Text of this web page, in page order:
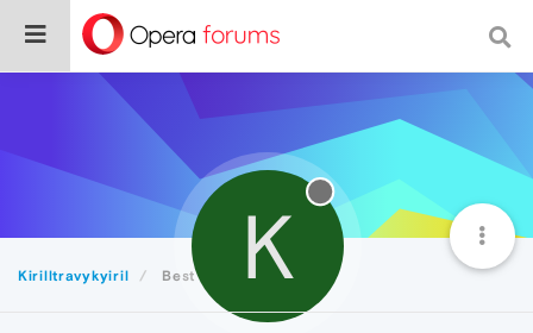
Kirilltravykyiril Best K